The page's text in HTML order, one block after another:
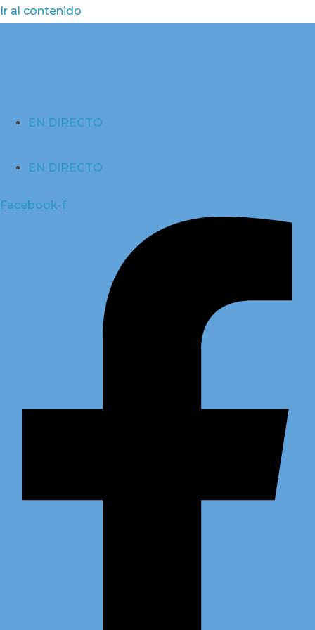
Ir al contenido
EN DIRECTO
EN DIRECTO
Facebook-f